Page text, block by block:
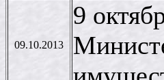
09.10.2013
9